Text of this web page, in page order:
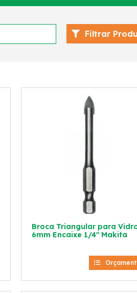
Filtrar
Broca Triangular para
6mm Encaixe 1/4″ Makita